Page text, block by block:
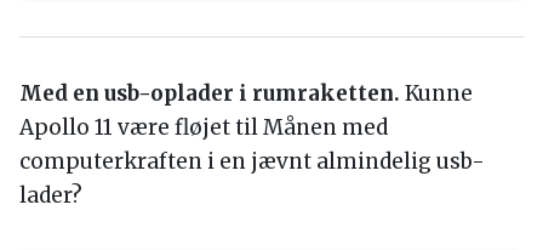
Med en usb-oplader i rumraketten. Kunne
Apollo 11 være fløjet til Månen med
computerkraften i en jævnt almindelig usb-
lader?